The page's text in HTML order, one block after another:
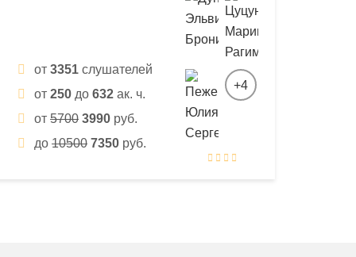
от 3351 слушателей
от 250 до 632 ак. ч.
от 5700 3990 руб.
до 10500 7350 руб.
+4